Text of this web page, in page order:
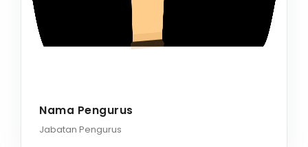
Nama Pengurus
Jabatan Pengurus